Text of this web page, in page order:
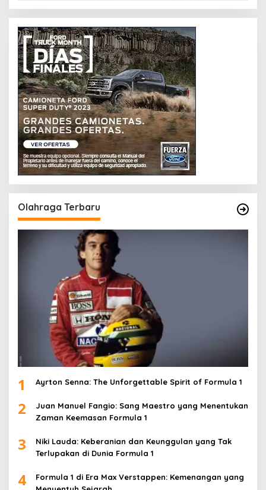
Olahraga Terbaru
1 Ayrton Senna: The Unforgettable Spirit of Formula 1
2
Juan Manuel Fangio: Sang Maestro yang Menentukan
Zaman Keemasan Formula 1
3
Niki Lauda: Keberanian dan Keunggulan yang Tak
Terlupakan di Dunia Formula 1
4
Formula 1 di Era Max Verstappen: Kemenangan yang